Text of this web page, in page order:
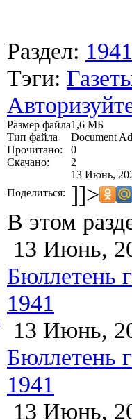
Раздел: 1941
Тэги:
Размер файла1,6 МБ
Тип файла
Document
Прочитано:
0
Скачано:
2
13 Июнь,
Поделиться: ]]>
В этом
13 Июнь,
Бюллетень
1941
13 Июнь,
Бюллетень
1941
13 Июнь,